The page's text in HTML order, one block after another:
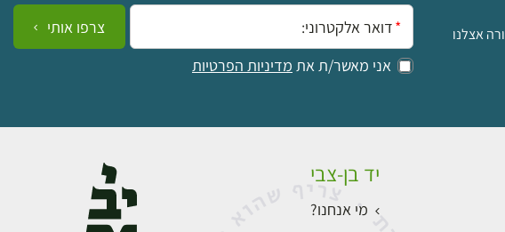
אצלנו
אימייל:
אני מאשר/ת את מדיניות הפרטיות
צרפו אותי
יד בן-צבי
מי אנחנו?